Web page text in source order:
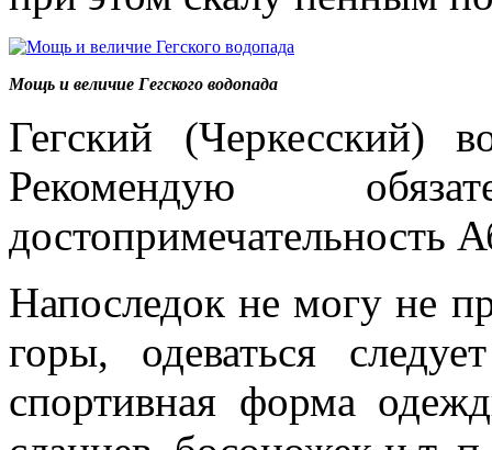
Мощь и величие Гегского водопада
Гегский (Черкесский)
Рекомендую
достопримечательность
Напоследок не могу не
горы, одеваться
спортивная форма